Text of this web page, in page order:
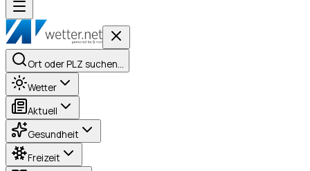
Ort oder PLZ suchen…
Wetter
Aktuell
Gesundheit
Freizeit